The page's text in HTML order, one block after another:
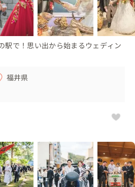
駅で！思い出から始まるウェディン
福井県